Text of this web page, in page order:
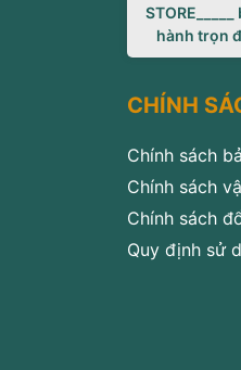
STORE_____
hành trọn
CHÍNH
Chính sách
Chính sách
Chính sách
Quy định sử